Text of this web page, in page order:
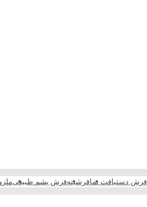
فرش دستبافت نمافرشینهفرش پشم طبیعی